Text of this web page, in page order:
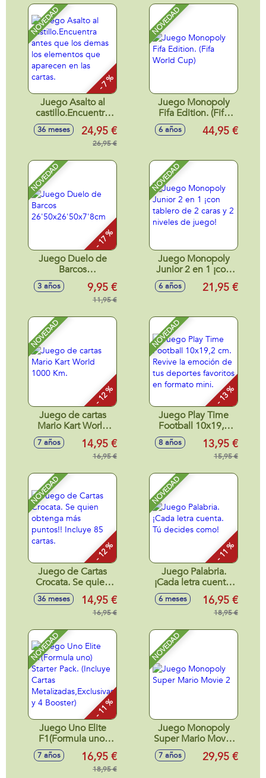
NOVEDAD
- 7 %
Juego Asalto al
castillo.Encuentra
antes que los
demas los
elementos que
cartas.
36 meses 24,95 €
26,95 €
NOVEDAD
Juego Monopoly
Fifa Edition. (Fifa
World Cup)
6 años 44,95 €
NOVEDAD
- 17 %
Juego Duelo de
Barcos
26'50x26'50x7'8cm
3 años 9,95 €
11,95 €
NOVEDAD
Juego Monopoly
Junior 2 en 1 ¡con
tablero de 2 caras y
2 niveles de juego!
6 años 21,95 €
NOVEDAD
- 12 %
Juego de cartas
Mario Kart World
1000 Km.
7 años 14,95 €
16,95 €
NOVEDAD
- 13 %
Juego Play Time
Football 10x19,2
cm. Revive la
emoción de tus
deportes favoritos
8 años 13,95 €
15,95 €
NOVEDAD
- 12 %
Juego de Cartas
Crocata. Se quien
obtenga más
puntos!! Incluye 85
36 meses 14,95 €
16,95 €
NOVEDAD
- 11 %
Juego Palabria.
¡Cada letra cuenta.
Tú decides como!
6 meses 16,95 €
18,95 €
NOVEDAD
- 11 %
Juego Uno Elite
F1(Formula uno)
Starter Pack.
(Incluye Cartas
Metalizadas,Exclusivas
7 años 16,95 €
18,95 €
NOVEDAD
Juego Monopoly
Super Mario Movie
7 años 29,95 €